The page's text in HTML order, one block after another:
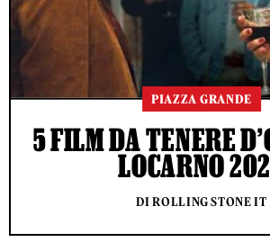
PIAZZA GRANDE
5 FILM DA TENERE
LOCARNO
DI ROLLING STONE IT